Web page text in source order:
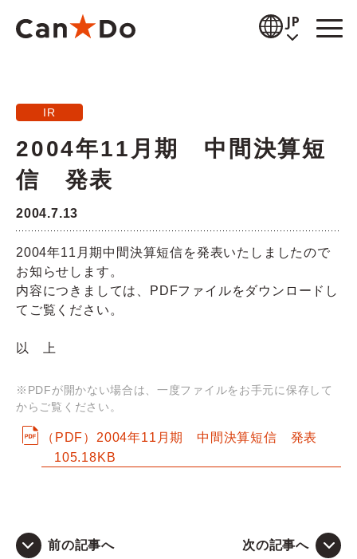
JP
お知らせ
商品情報
公式通販
採用情報
企業情報
IR情報
Q&A
お問い合わせ
IR
2004年11月期 中間決算短
信 発表
2004.7.13
2004年11月期中間決算短信を発表いたしましたので
お知らせします。
内容につきましては、PDFファイルをダウンロードし
てご覧ください。
以 上
※PDFが開かない場合は、一度ファイルをお手元に保存して
からご覧ください。
（PDF）2004年11月期 中間決算短信 発表
105.18KB
前の記事へ 次の記事へ